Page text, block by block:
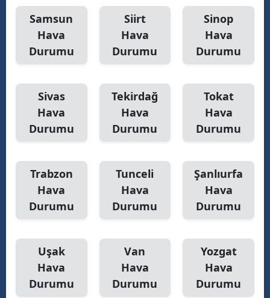
Samsun
Hava
Durumu
Siirt
Hava
Durumu
Sinop
Hava
Durumu
Sivas
Hava
Durumu
Tekirdağ
Hava
Durumu
Tokat
Hava
Durumu
Trabzon
Hava
Durumu
Tunceli
Hava
Durumu
Şanlıurfa
Hava
Durumu
Uşak
Hava
Durumu
Van
Hava
Durumu
Yozgat
Hava
Durumu